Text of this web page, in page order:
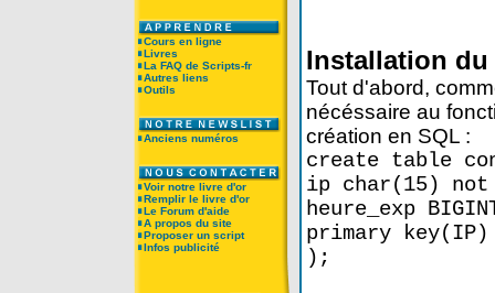
Cours en ligne
Livres
La FAQ de Scripts-fr
Autres liens
Outils
Anciens numéros
Voir notre livre d'or
Remplir le livre d'or
Le Forum d'aide
A propos du site
Proposer un script
Infos publicité
Installation
Tout d'abord,
nécéssaire au
création en SQL :
create table
ip char(15)
heure_exp
primary key(IP)
);